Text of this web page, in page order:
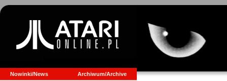
Nowinki/News Archiwum/Archive